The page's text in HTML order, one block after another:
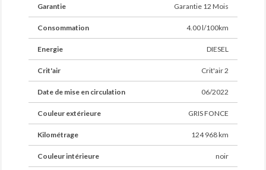
Garantie Garantie 12 Mois
Consommation 4.00 l/100km
Energie DIESEL
Crit'air Crit'air 2
Date de mise en circulation 06/2022
Couleur extérieure GRIS FONCE
Kilométrage 124 968 km
Couleur intérieure noir